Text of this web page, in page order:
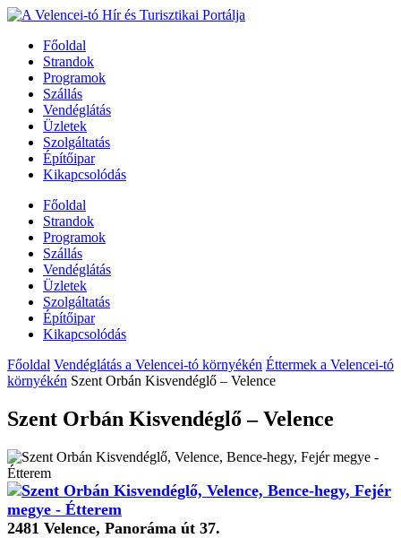
Főoldal
Strandok
Programok
Szállás
Vendéglátás
Üzletek
Szolgáltatás
Építőipar
Kikapcsolódás
Főoldal
Strandok
Programok
Szállás
Vendéglátás
Üzletek
Szolgáltatás
Építőipar
Kikapcsolódás
Főoldal Vendéglátás a Velencei-tó környékén Éttermek a Velencei-tó
környékén Szent Orbán Kisvendéglő – Velence
Szent Orbán Kisvendéglő – Velence
2481 Velence, Panoráma út 37.